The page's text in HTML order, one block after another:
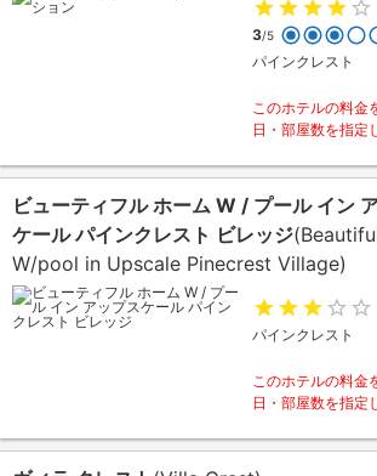
3/5
パインクレスト
このホテルの料金
日・部屋数を指定
ビューティフル ホーム W / プール イン
ケール パインクレスト ビレッジ
W/pool in Upscale Pinecrest Village)
パインクレスト
このホテルの料金
日・部屋数を指定